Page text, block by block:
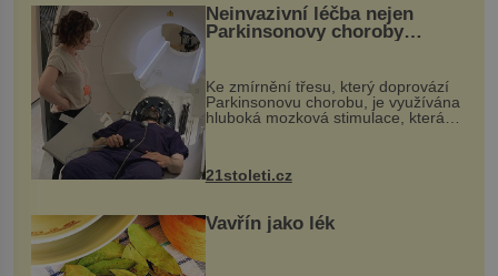
Neinvazivní léčba nejen
Parkinsonovy choroby
Ke zmírnění třesu, který doprovází
Parkinsonovu chorobu, je využívána
hluboká mozková stimulace, která
však vyžaduje vysoce invazivní
k dostatečně přesnému zacílení ...
21stoleti.cz
Vavřín jako lék